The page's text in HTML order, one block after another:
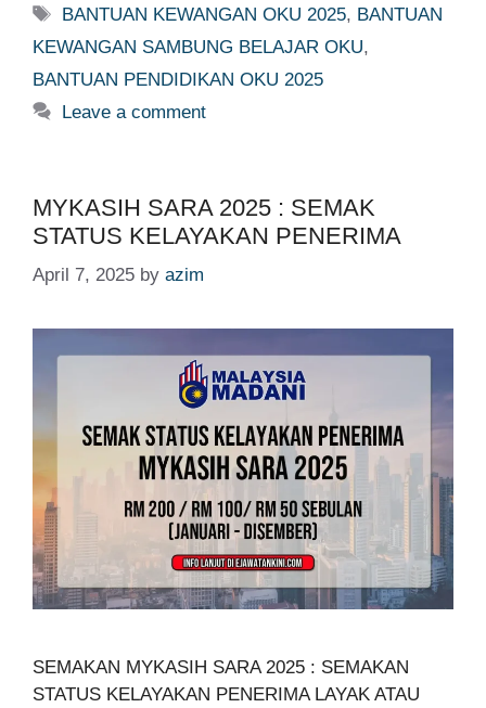
Tags
BANTUAN KEWANGAN OKU 2025, BANTUAN
KEWANGAN SAMBUNG BELAJAR OKU,
BANTUAN PENDIDIKAN OKU 2025
Leave a comment
MYKASIH SARA 2025 : SEMAK
STATUS KELAYAKAN PENERIMA
April 7, 2025 by azim
SEMAKAN MYKASIH SARA 2025 : SEMAKAN
STATUS KELAYAKAN PENERIMA LAYAK ATAU